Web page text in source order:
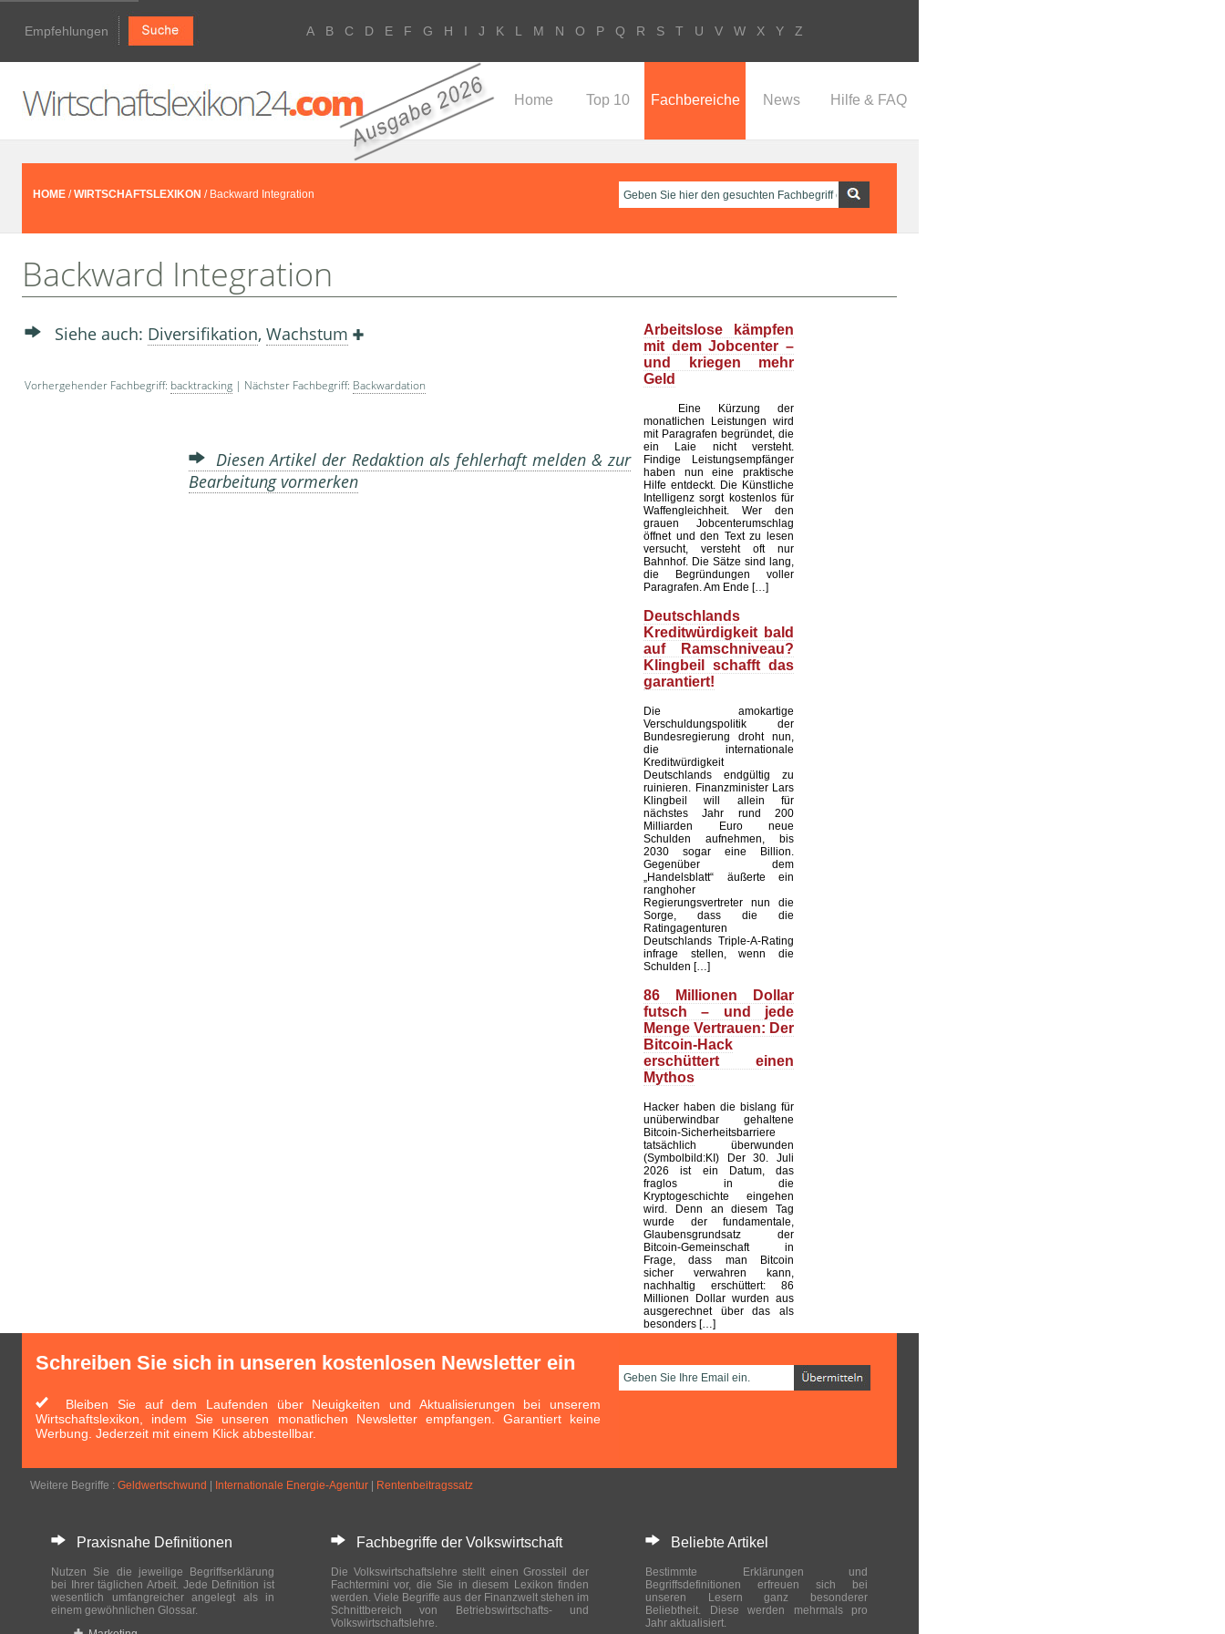
Empfehlungen A B C D E F G H I J K L M N O P Q R S T U V W X Y Z
Home Top 10 Fachbereiche News Hilfe & FAQ
HOME /WIRTSCHAFTSLEXIKON / Backward Integration
Backward Integration
Siehe auch: Diversifikation, Wachstum
Vorhergehender Fachbegriff: backtracking | Nächster Fachbegriff: Backwardation
Diesen Artikel der Redaktion als fehlerhaft melden & zur
Bearbeitung vormerken
Arbeitslose kämpfen
mit dem Jobcenter –
und kriegen mehr
Geld
Eine Kürzung der
monatlichen Leistungen wird
mit Paragrafen begründet, die
ein Laie nicht versteht.
Findige Leistungsempfänger
haben nun eine praktische
Hilfe entdeckt. Die Künstliche
Intelligenz sorgt kostenlos für
Waffengleichheit. Wer den
grauen Jobcenterumschlag
öffnet und den Text zu lesen
versucht, versteht oft nur
Bahnhof. Die Sätze sind lang,
die Begründungen voller
Paragrafen. Am Ende […]
Deutschlands
Kreditwürdigkeit bald
auf Ramschniveau?
Klingbeil schafft das
garantiert!
Die amokartige
Verschuldungspolitik der
Bundesregierung droht nun,
die internationale
Kreditwürdigkeit
Deutschlands endgültig zu
ruinieren. Finanzminister Lars
Klingbeil will allein für
nächstes Jahr rund 200
Milliarden Euro neue
Schulden aufnehmen, bis
2030 sogar eine Billion.
Gegenüber dem
„Handelsblatt“ äußerte ein
ranghoher
Regierungsvertreter nun die
Sorge, dass die die
Ratingagenturen
Deutschlands Triple-A-Rating
infrage stellen, wenn die
Schulden […]
86 Millionen Dollar
futsch – und jede
Menge Vertrauen: Der
Bitcoin-Hack
erschüttert einen
Mythos
Hacker haben die bislang für
unüberwindbar gehaltene
Bitcoin-Sicherheitsbarriere
tatsächlich überwunden
(Symbolbild:KI) Der 30. Juli
2026 ist ein Datum, das
fraglos in die
Kryptogeschichte eingehen
wird. Denn an diesem Tag
wurde der fundamentale,
Glaubensgrundsatz der
Bitcoin-Gemeinschaft in
Frage, dass man Bitcoin
sicher verwahren kann,
nachhaltig erschüttert: 86
Millionen Dollar wurden aus
ausgerechnet über das als
besonders […]
Schreiben Sie sich in unseren kostenlosen Newsletter ein
Bleiben Sie auf dem Laufenden über Neuigkeiten und Aktualisierungen bei unserem
Wirtschaftslexikon, indem Sie unseren monatlichen Newsletter empfangen. Garantiert keine
Werbung. Jederzeit mit einem Klick abbestellbar.
Weitere Begriffe : Geldwertschwund Internationale Energie-Agentur Rentenbeitragssatz
Praxisnahe Definitionen
Nutzen Sie die jeweilige Begriffserklärung
bei Ihrer täglichen Arbeit. Jede Definition ist
wesentlich umfangreicher angelegt als in
einem gewöhnlichen Glossar.
Fachbegriffe der Volkswirtschaft
Die Volkswirtschaftslehre stellt einen Grossteil der
Fachtermini vor, die Sie in diesem Lexikon finden
werden. Viele Begriffe aus der Finanzwelt stehen im
Schnittbereich von Betriebswirtschafts- und
Volkswirtschaftslehre.
Beliebte Artikel
Bestimmte Erklärungen und
Begriffsdefinitionen erfreuen sich bei
unseren Lesern ganz besonderer
Beliebtheit. Diese werden mehrmals pro
Jahr aktualisiert.